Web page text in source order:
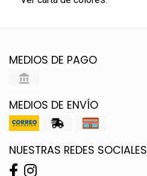
MEDIOS DE PAGO
MEDIOS DE ENVÍO
NUESTRAS REDES SOCIALES